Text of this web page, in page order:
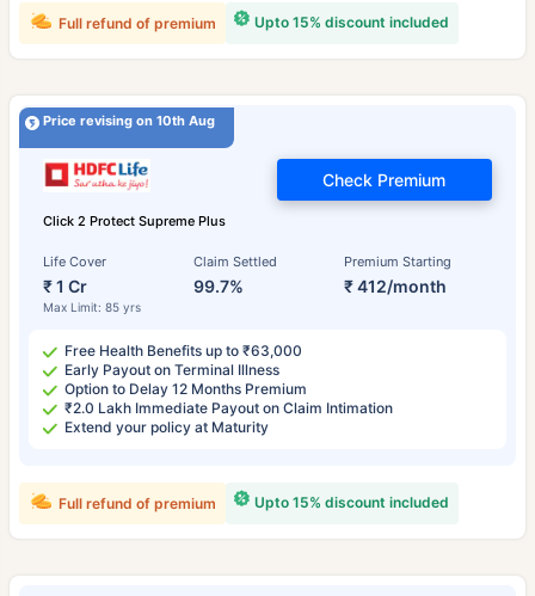
Upto 15% discount included
Full refund of premium
Price revising on 10th Aug
Click 2 Protect Supreme Plus
Life Cover
₹ 1 Cr
Max Limit: 85 yrs
Claim Settled
99.7%
Premium Starting
₹ 412/month
Check Premium
Free Health Benefits up to ₹63,000
Early Payout on Terminal Illness
Option to Delay 12 Months Premium
₹2.0 Lakh Immediate Payout on Claim Intimation
Extend your policy at Maturity
Upto 15% discount included
Full refund of premium